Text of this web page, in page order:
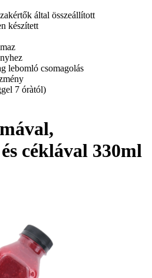
által összeállított
készített
lebomló csomagolás
7 óràtól)
céklával 330ml